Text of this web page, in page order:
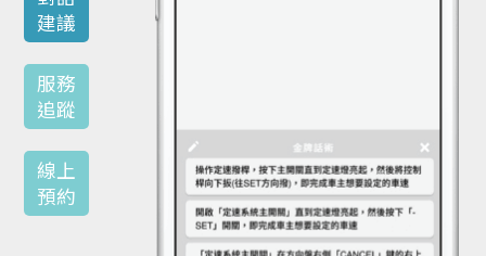
建議
服務
追蹤
線上
預約